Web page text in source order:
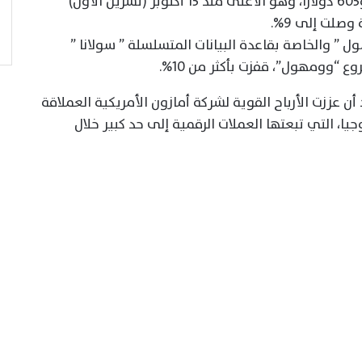
إلى 9%.
” والخاصة بقاعدة البيانات المتسلسلة ” سولانا ”
قفزت بأكثر من 10%.
الأرباح القوية لشركة أمازون الأمريكية العملاقة
التي تبعتها العملات الرقمية إلى حد كبير خلال